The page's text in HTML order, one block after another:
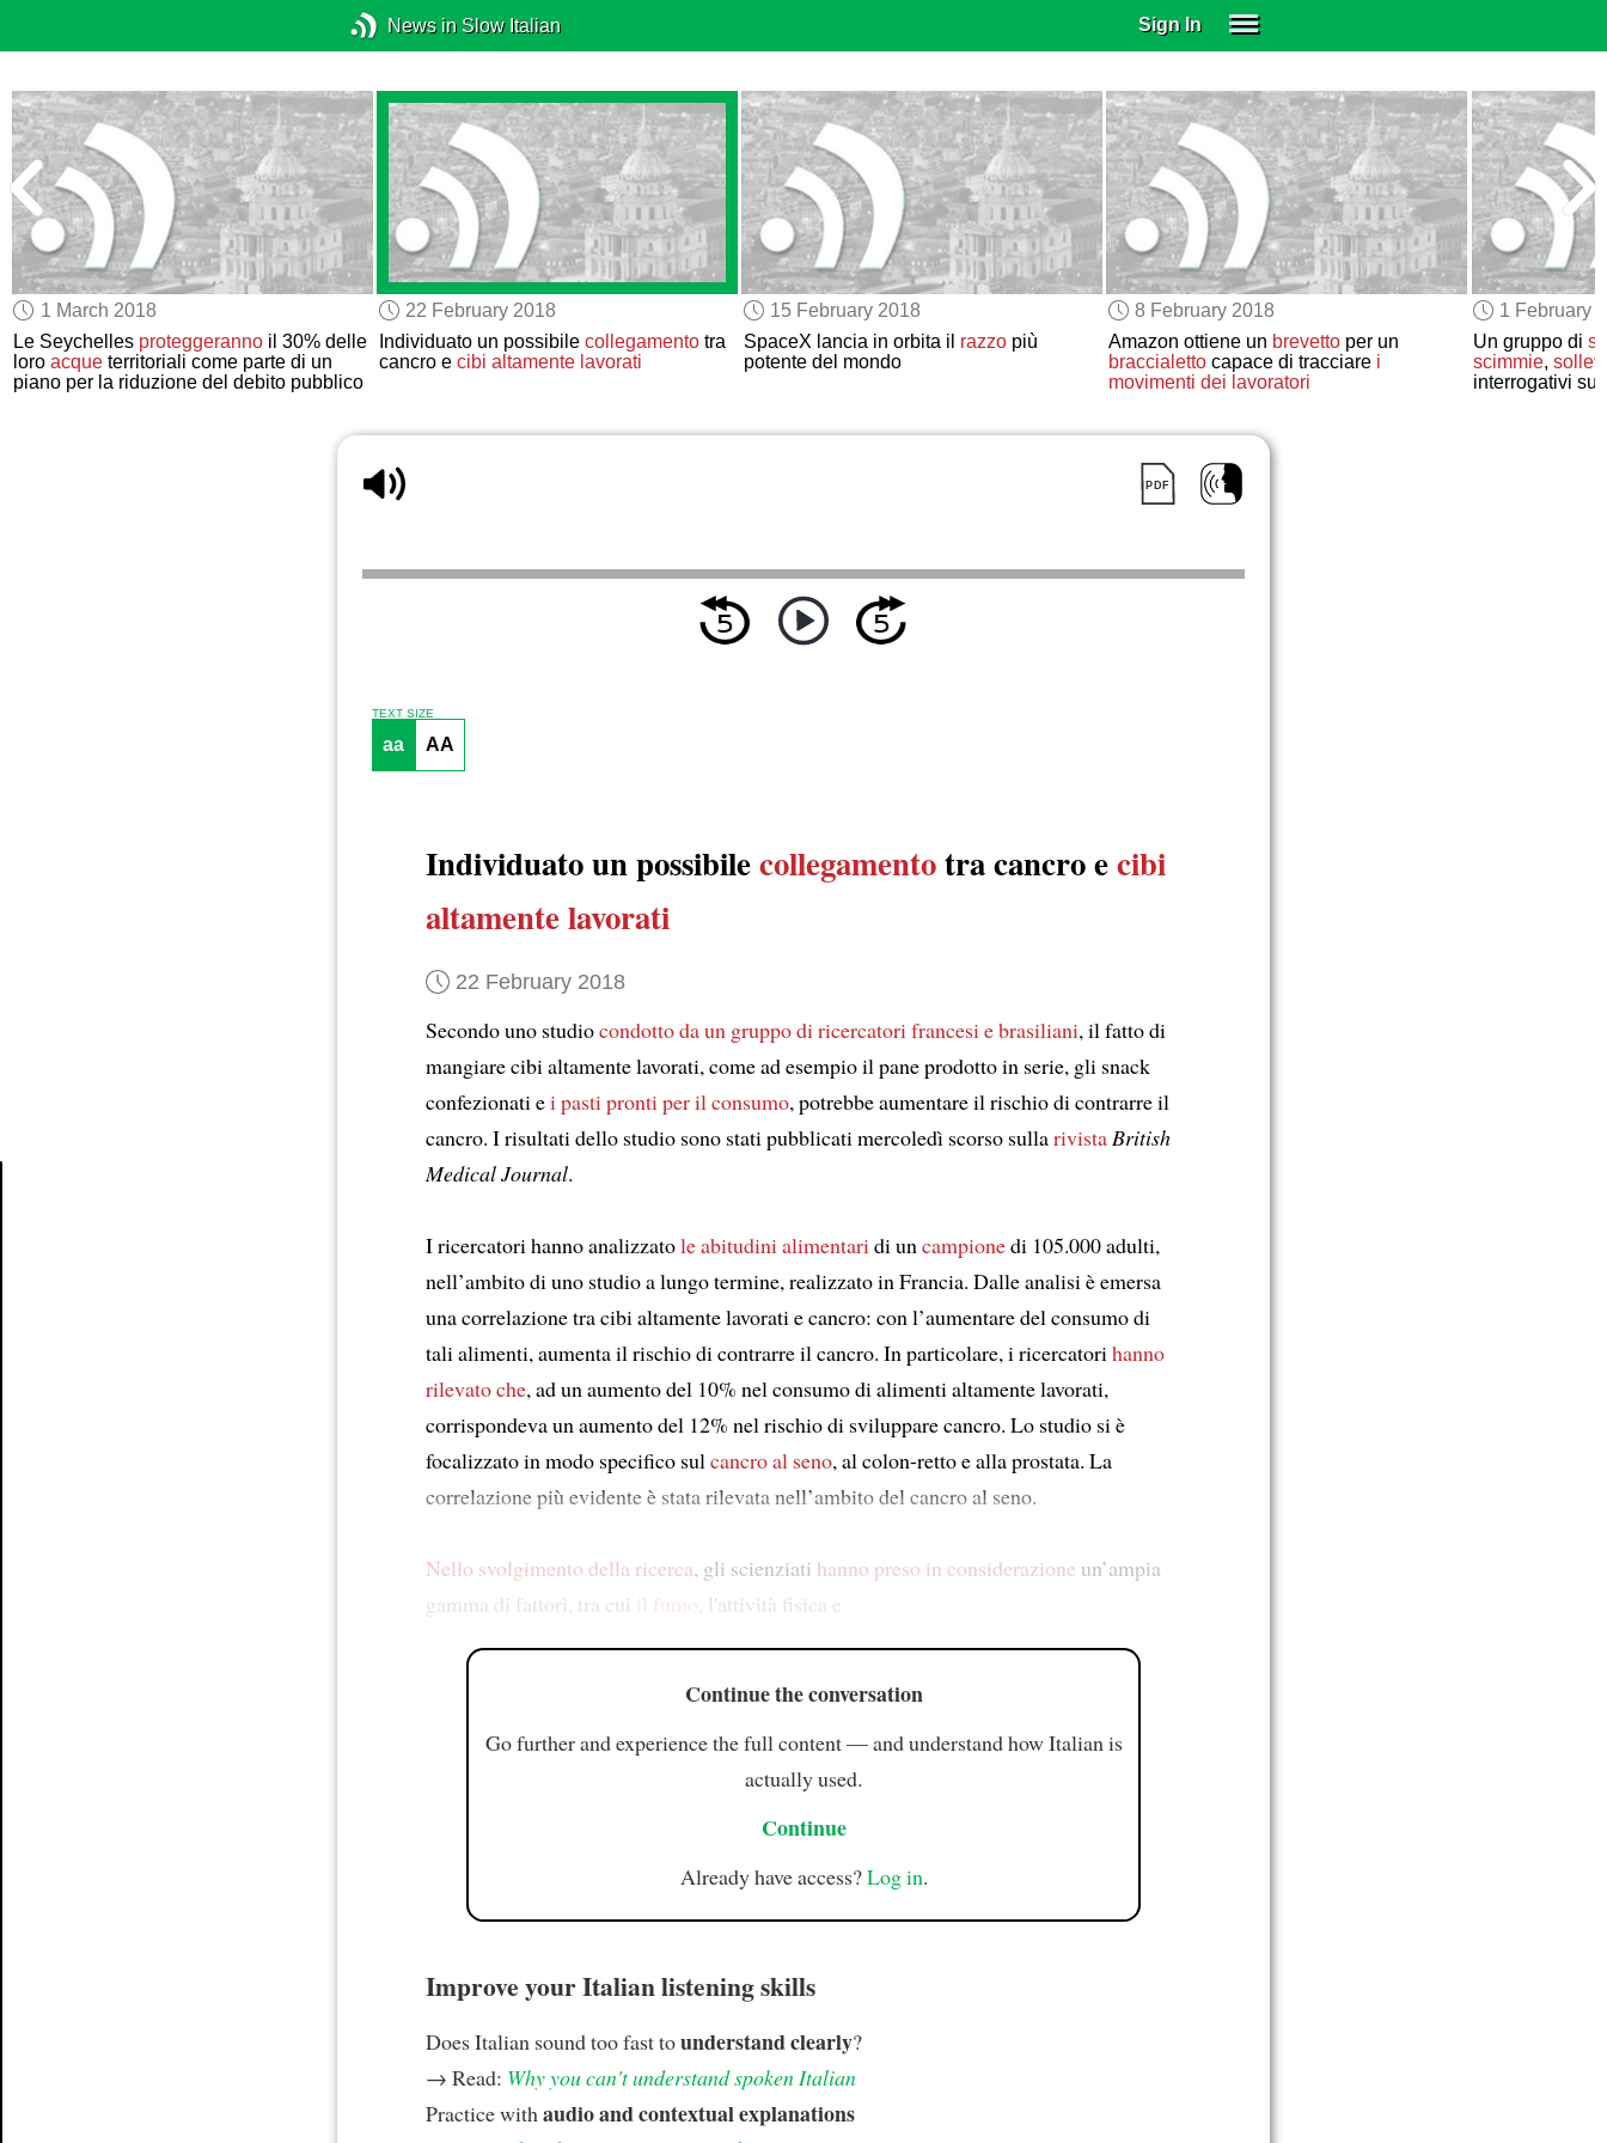
News in Slow Italian Sign In
SUBSCRIBE
EDUCATIONAL LICENSES
GIFT CARDS
OTHER LANGUAGES
ABOUT US
ALEXA
ADJUST COLORS
1 March 2018
Le Seychelles proteggeranno il 30% delle
loroacque territoriali come parte di un
piano per la riduzione del debito pubblico
22 February 2018
Individuato un possibile collegamentotra
cancro e cibi altamente lavorati
15 February 2018
SpaceX lancia in orbita il razzopiù
potente del mondo
8 February 2018
Amazon ottiene un brevettoper un
braccialettocapace di tracciare i
movimenti dei lavoratori
1 February
Un gruppo di
scimmie,
interrogativi
TEXT SIZE
aa AA
Individuato un possibilecollegamentotra cancro ecibi
altamente lavorati
22 February 2018
Secondo uno studiocondotto daun gruppo di ricercatori francesi e brasiliani, il fatto di
mangiare cibi altamente lavorati, come ad esempio il pane prodotto in serie, gli snack
confezionati ei pasti pronti per il consumo, potrebbe aumentare il rischio di contrarre il
cancro. I risultati dello studio sono stati pubblicati mercoledì scorso sullarivistaBritish
Medical Journal.
I ricercatori hanno analizzatole abitudini alimentaridi uncampionedi 105.000 adulti,
nell’ambito di uno studio a lungo termine, realizzato in Francia. Dalle analisi è emersa
una correlazione tra cibi altamente lavorati e cancro: con l’aumentare del consumo di
tali alimenti, aumenta il rischio di contrarre il cancro. In particolare, i ricercatorihanno
rilevato che, ad un aumento del 10% nel consumo di alimenti altamente lavorati,
corrispondeva un aumento del 12% nel rischio di sviluppare cancro. Lo studio si è
focalizzato in modo specifico sulcancro al seno, al colon-retto e alla prostata. La
correlazione più evidente è stata rilevata nell’ambito del cancro al seno.
Nello svolgimento della ricerca, gli scienziati hanno preso in considerazione un’ampia
gamma di fattori, tra cui il fumo , l'attività fisica e
Continue the conversation
Go further and experience the full content — and understand how Italian is
actually used.
Continue
Already have access?Log in.
Improve your Italian listening skills
Does Italian sound too fast tounderstand clearly?
→ Read: Why you can't understand spoken Italian
Practice withaudio and contextual explanations